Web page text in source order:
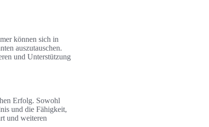
können sich in
auszutauschen.
und Unterstützung
Erfolg. Sowohl
und die Fähigkeit,
und weiteren